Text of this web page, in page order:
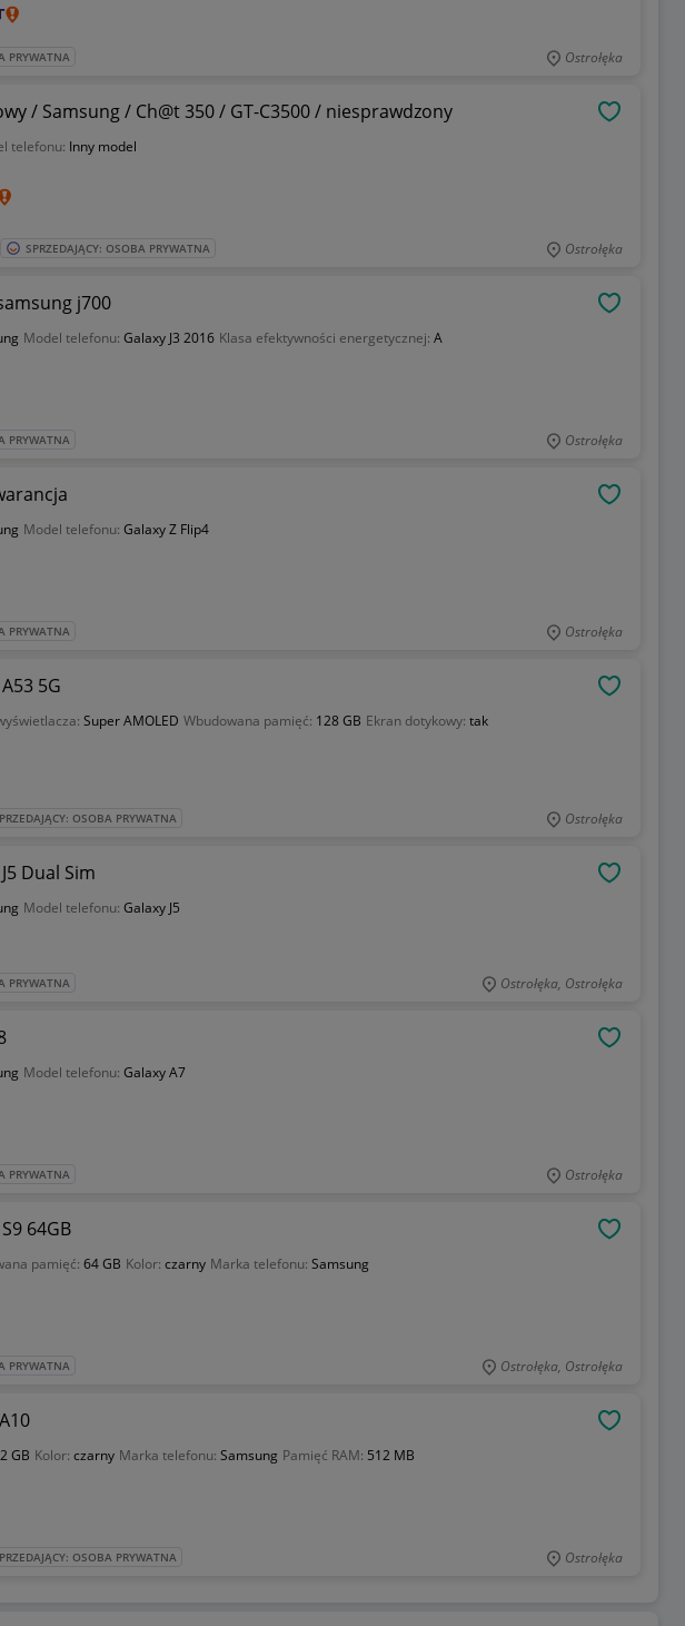
PRYWATNA Ostrołęka
/ Samsung / Ch@t 350 / GT-C3500 / niesprawdzony
telefonu: Inny model
SPRZEDAJĄCY: OSOBA PRYWATNA Ostrołęka
j700
Model telefonu: Galaxy J3 2016 Klasa efektywności energetycznej: A
PRYWATNA Ostrołęka
Model telefonu: Galaxy Z Flip4
PRYWATNA Ostrołęka
5G
Super AMOLED Wbudowana pamięć: 128 GB Ekran dotykowy: tak
OSOBA PRYWATNA Ostrołęka
Dual Sim
Model telefonu: Galaxy J5
PRYWATNA Ostrołęka, Ostrołęka
Model telefonu: Galaxy A7
PRYWATNA Ostrołęka
64GB
pamięć: 64 GB Kolor: czarny Marka telefonu: Samsung
PRYWATNA Ostrołęka, Ostrołęka
GB Kolor: czarny Marka telefonu: Samsung Pamięć RAM: 512 MB
OSOBA PRYWATNA Ostrołęka